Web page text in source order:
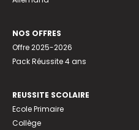
NOS OFFRES
Offre 2025-2026
Pack Réussite 4 ans
REUSSITE SCOLAIRE
Ecole Primaire
Collège